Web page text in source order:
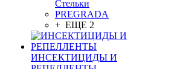
Стельки
PREGRADA
+ ЕЩЕ 2
ИНСЕКТИЦИДЫ И